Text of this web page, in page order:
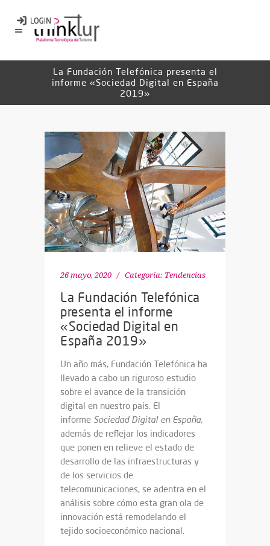
La Fundación Telefónica presenta el
informe «Sociedad Digital en España
2019»
26 mayo, 2020 Categoría: Tendencias
La Fundación Telefónica
presenta el informe
«Sociedad Digital en
España 2019»
Un año más, Fundación Telefónica ha
llevado a cabo un riguroso estudio
sobre el avance de la transición
digital en nuestro país. El
informe Sociedad Digital en España,
además de reflejar los indicadores
que ponen en relieve el estado de
desarrollo de las infraestructuras y
de los servicios de
telecomunicaciones, se adentra en el
análisis sobre cómo esta gran ola de
innovación está remodelando el
tejido socioeconómico nacional.